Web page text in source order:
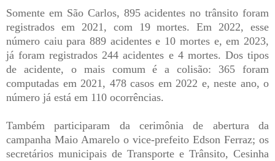
Somente em São Carlos, 895 acidentes no trânsito foram
registrados em 2021, com 19 mortes. Em 2022, esse
número caiu para 889 acidentes e 10 mortes e, em 2023,
já foram registrados 244 acidentes e 4 mortes. Dos tipos
de acidente, o mais comum é a colisão: 365 foram
computadas em 2021, 478 casos em 2022 e, neste ano, o
número já está em 110 ocorrências.
Também participaram da cerimônia de abertura da
campanha Maio Amarelo o vice-prefeito Edson Ferraz; os
secretários municipais de Transporte e Trânsito, Cesinha